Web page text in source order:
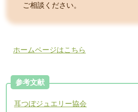
ご相談ください。
ホームページはこちら
参考文献
耳つぼジュエリー協会